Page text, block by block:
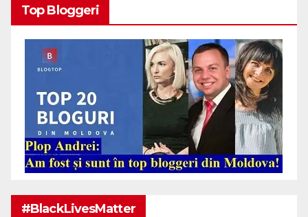
Top Bloggeri
#BlackLivesMatter